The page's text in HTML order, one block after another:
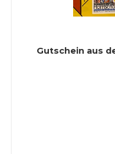
Gutschein aus